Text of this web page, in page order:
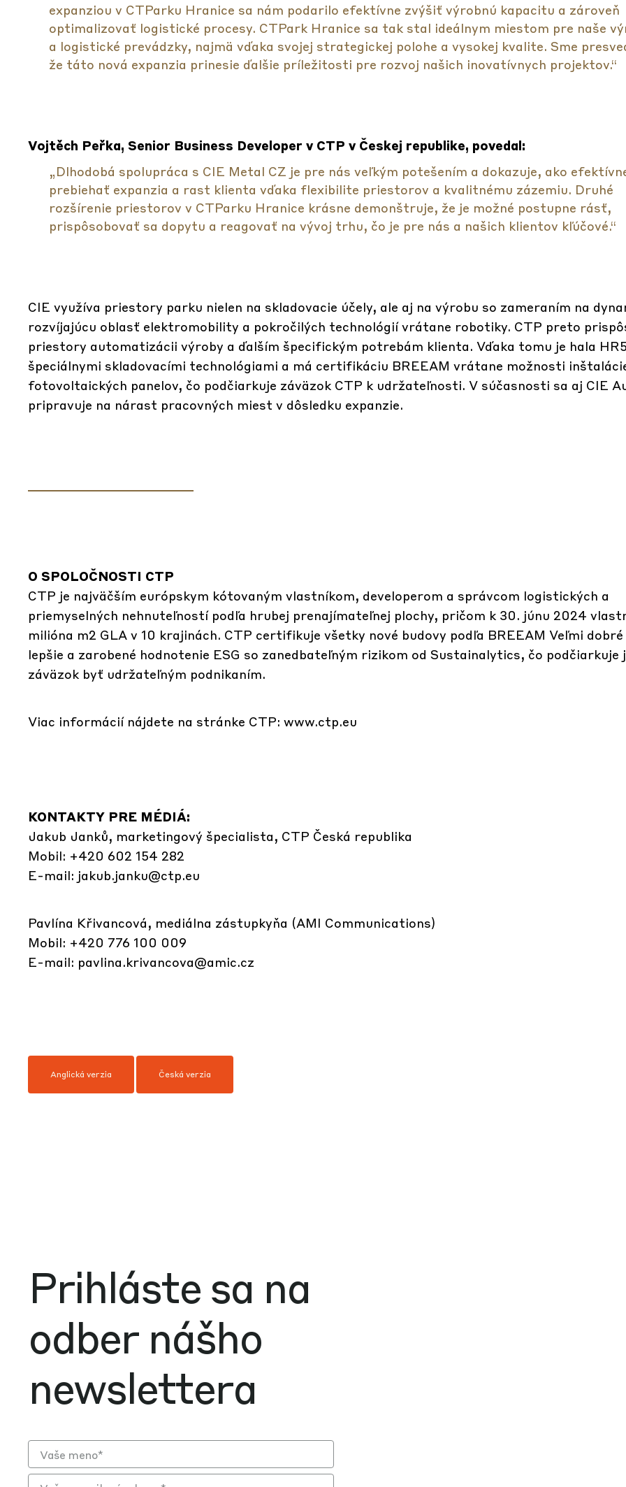
expanziou v CTParku Hranice sa nám podarilo efektívne zvýšiť výrobnú kapacitu a zároveň
optimalizovať logistické procesy. CTPark Hranice sa tak stal ideálnym miestom pre naše
a logistické prevádzky, najmä vďaka svojej strategickej polohe a vysokej kvalite. Sme
že táto nová expanzia prinesie ďalšie príležitosti pre rozvoj našich inovatívnych projektov.“
Vojtěch Peřka, Senior Business Developer v CTP v Českej republike, povedal:
„Dlhodobá spolupráca s CIE Metal CZ je pre nás veľkým potešením a dokazuje, ako
prebiehať expanzia a rast klienta vďaka flexibilite priestorov a kvalitnému zázemiu. Druhé
rozšírenie priestorov v CTParku Hranice krásne demonštruje, že je možné postupne rásť,
prispôsobovať sa dopytu a reagovať na vývoj trhu, čo je pre nás a našich klientov kľúčové.“
CIE využíva priestory parku nielen na skladovacie účely, ale aj na výrobu so zameraním na
rozvíjajúcu oblasť elektromobility a pokročilých technológií vrátane robotiky. CTP preto
priestory automatizácii výroby a ďalším špecifickým potrebám klienta. Vďaka tomu je hala
špeciálnymi skladovacími technológiami a má certifikáciu BREEAM vrátane možnosti
fotovoltaických panelov, čo podčiarkuje záväzok CTP k udržateľnosti. V súčasnosti sa aj CIE
pripravuje na nárast pracovných miest v dôsledku expanzie.
O SPOLOČNOSTI CTP
CTP je najväčším európskym kótovaným vlastníkom, developerom a správcom logistických a
priemyselných nehnuteľností podľa hrubej prenajímateľnej plochy, pričom k 30. júnu 2024
milióna m2 GLA v 10 krajinách. CTP certifikuje všetky nové budovy podľa BREEAM Veľmi dobré
lepšie a zarobené hodnotenie ESG so zanedbateľným rizikom od Sustainalytics, čo podčiarkuje
záväzok byť udržateľným podnikaním.
Viac informácií nájdete na stránke CTP: www.ctp.eu
KONTAKTY PRE MÉDIÁ:
Jakub Janků, marketingový špecialista, CTP Česká republika
Mobil: +420 602 154 282
E-mail: jakub.janku@ctp.eu
Pavlína Křivancová, mediálna zástupkyňa (AMI Communications)
Mobil: +420 776 100 009
E-mail: pavlina.krivancova@amic.cz
Anglická verzia Česká verzia
Prihláste sa na
odber nášho
newslettera